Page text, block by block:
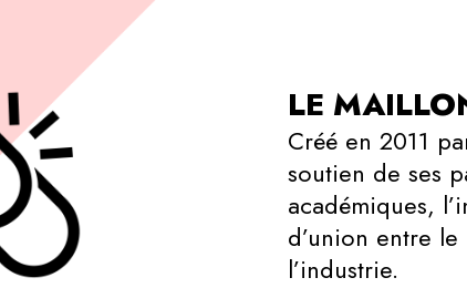
LE
Créé en 2011
soutien de ses
académiques,
d’union entre
l’industrie.